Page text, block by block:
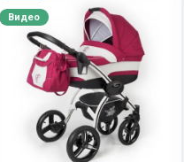
Видео